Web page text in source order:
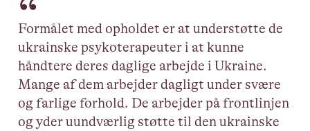
Formålet med opholdet er at understøtte de
ukrainske psykoterapeuter i at kunne
håndtere deres daglige arbejde i Ukraine.
Mange af dem arbejder dagligt under svære
og farlige forhold. De arbejder på frontlinjen
og yder uundværlig støtte til den ukrainske